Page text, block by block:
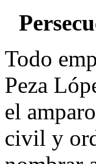
Todo
Peza
el
civil y